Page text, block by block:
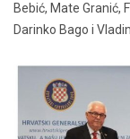
Bebić, Mate Granić,
Darinko Bago i